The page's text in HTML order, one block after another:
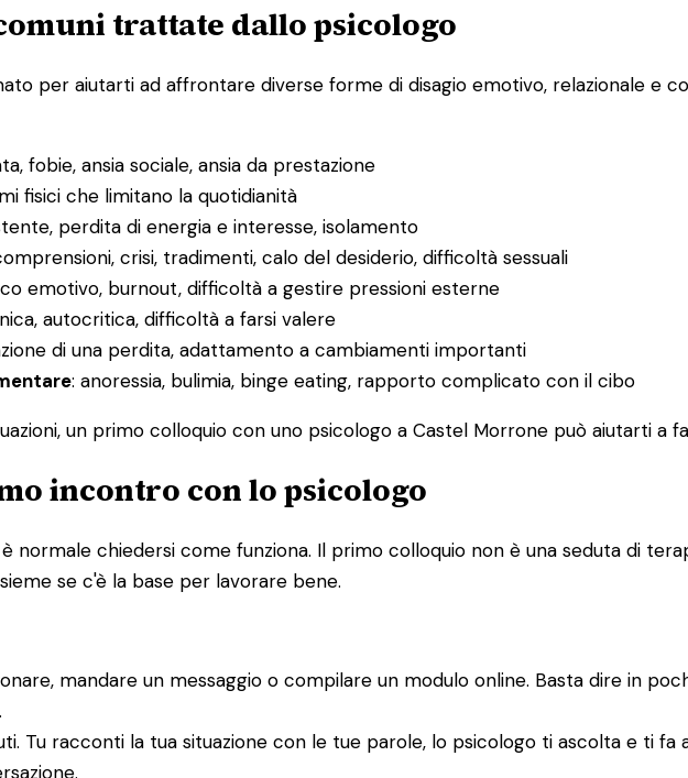
trattate dallo psicologo
per aiutarti ad affrontare diverse forme di disagio emotivo, relazionale e
fobie, ansia sociale, ansia da prestazione
fisici che limitano la quotidianità
perdita di energia e interesse, isolamento
crisi, tradimenti, calo del desiderio, difficoltà sessuali
emotivo, burnout, difficoltà a gestire pressioni esterne
autocritica, difficoltà a farsi valere
di una perdita, adattamento a cambiamenti importanti
: anoressia, bulimia, binge eating, rapporto complicato con il cibo
un primo colloquio con uno psicologo a Castel Morrone può aiutarti a
incontro con lo psicologo
normale chiedersi come funziona. Il primo colloquio non è una seduta di
se c'è la base per lavorare bene.
mandare un messaggio o compilare un modulo online. Basta dire in
Tu racconti la tua situazione con le tue parole, lo psicologo ti ascolta e ti fa